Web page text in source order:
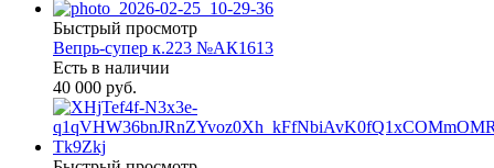
Быстрый просмотр
Вепрь-супер к.223 №АК1613
Есть в наличии
40 000 руб.